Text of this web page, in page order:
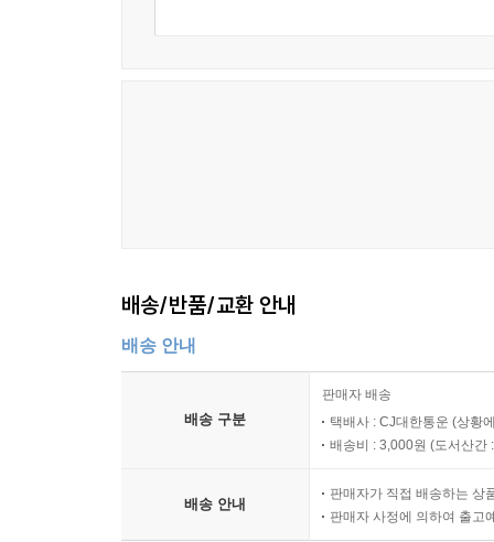
배송/반품/교환 안내
배송 안내
배송 구분
판매자 배송
택배사 : CJ대한통운 (상황
배송비 : 3,000원 (도서산간
배송 안내
판매자가 직접 배송하는 상
판매자 사정에 의하여 출고